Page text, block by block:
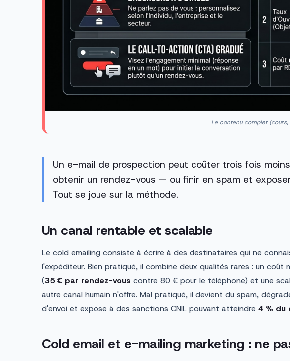
Le contenu complet
Un e-mail de prospection peut coûter trois fois
obtenir un rendez-vous — ou finir en spam et
Tout se joue sur la méthode.
Un canal rentable et scalable
Le cold emailing consiste à écrire à des destinataires qui ne
l'expéditeur. Bien pratiqué, il combine deux qualités rares : un coût
(35 € par rendez-vous contre 80 € pour le téléphone) et une
autre canal humain n'offre. Mal pratiqué, il devient du spam,
d'envoi et expose à des sanctions CNIL pouvant atteindre 4 % du
Cold email et e-mailing marketing : ne